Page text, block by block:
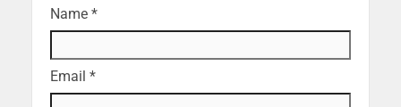
Name *
Email *